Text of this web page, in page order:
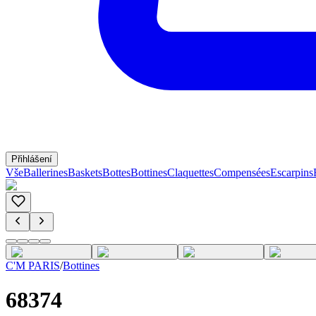
Přihlášení
VšeBallerinesBasketsBottesBottinesClaquettesCompenséesEscarpins
C'M PARIS/Bottines
68374